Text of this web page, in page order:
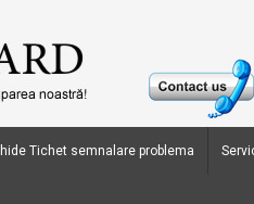
Tichet semnalare problema